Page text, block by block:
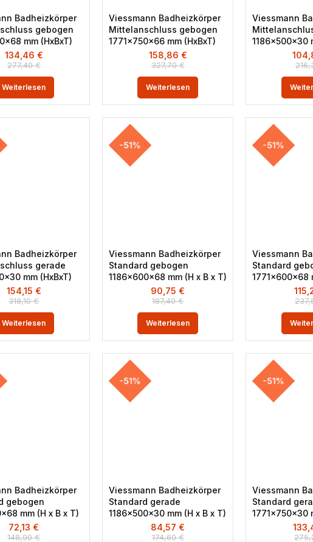
Badheizkörper
gebogen
mm (HxBxT)
277,40€
134,46 €
Weiterlesen
Viessmann Badheizkörper
Mittelanschluss gebogen
1771x750x66 mm (HxBxT)
327,70€
158,86 €
Weiterlesen
Viessmann
1186x500x30
Badheizkörper
gerade
mm (HxBxT)
318,10€
154,15 €
Weiterlesen
-51%
Viessmann Badheizkörper
Standard gebogen
1186x600x68 mm (H x B x T)
187,40€
90,75 €
Weiterlesen
-51%
Viessmann
Standard
1771x600x68
Badheizkörper
gebogen
mm (H x B x T)
148,90€
72,13 €
-51%
Viessmann Badheizkörper
Standard gerade
1186x500x30 mm (H x B x T)
174,60€
84,57 €
-51%
Viessmann
Standard
1771x750x30